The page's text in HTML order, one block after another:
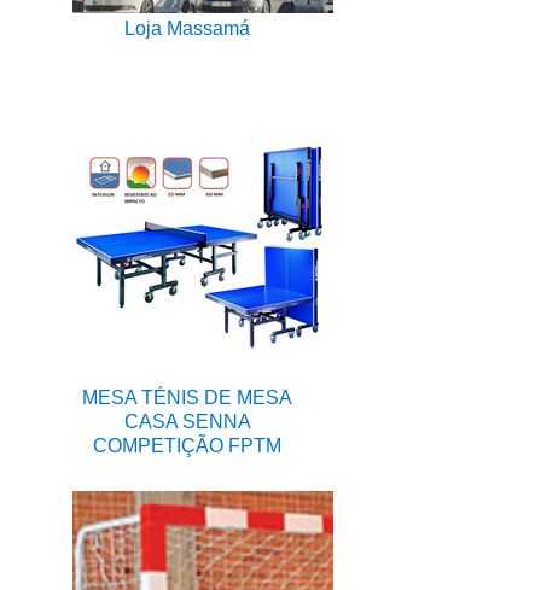
Loja Massamá
MESA TÉNIS DE MESA
CASA SENNA
COMPETIÇÃO FPTM